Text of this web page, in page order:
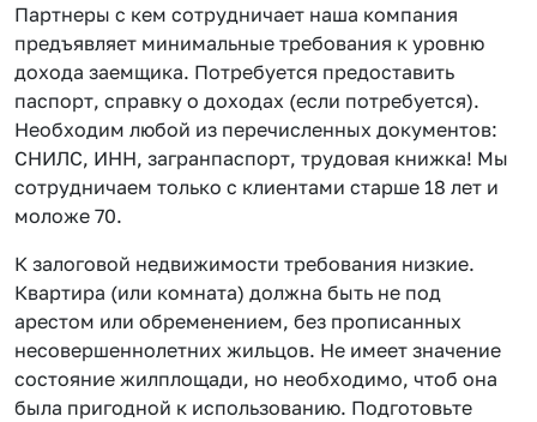
Партнеры с кем сотрудничает наша компания
предъявляет минимальные требования к уровню
дохода заемщика. Потребуется предоставить
паспорт, справку о доходах (если потребуется).
Необходим любой из перечисленных документов:
СНИЛС, ИНН, загранпаспорт, трудовая книжка! Мы
сотрудничаем только с клиентами старше 18 лет и
моложе 70.
К залоговой недвижимости требования низкие.
Квартира (или комната) должна быть не под
арестом или обременением, без прописанных
несовершеннолетних жильцов. Не имеет значение
состояние жилплощади, но необходимо, чтоб она
была пригодной к использованию. Подготовьте